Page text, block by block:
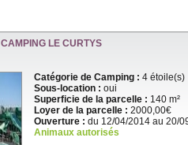
CAMPING LE CURTYS
Catégorie de Camping : 4 étoile(s)
Sous-location : oui
Superficie de la parcelle : 140 m²
Loyer de la parcelle : 2000,00€
Ouverture : du 12/04/2014 au 20/
Animaux autorisés